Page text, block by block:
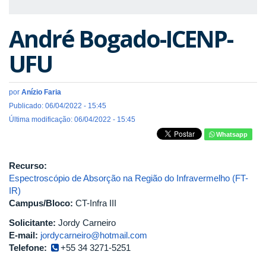
André Bogado-ICENP-
UFU
por Anízio Faria
Publicado: 06/04/2022 - 15:45
Última modificação: 06/04/2022 - 15:45
Whatsapp
Recurso:
Espectroscópio de Absorção na Região do Infravermelho (FT-
IR)
Campus/Bloco: CT-Infra III
Solicitante: Jordy Carneiro
E-mail: jordycarneiro@hotmail.com
Telefone:
+55 34 3271-5251